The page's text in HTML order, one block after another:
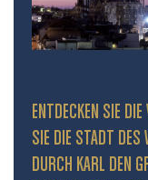
ENTDECKEN SIE DIE
IE DIE STADT DES
URCH KARL DEN